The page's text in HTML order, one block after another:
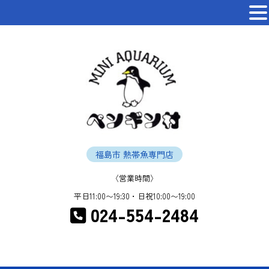
福島市 熱帯魚専門店
〈営業時間〉
平日11:00〜19:30・日祝10:00〜19:00
024-554-2484